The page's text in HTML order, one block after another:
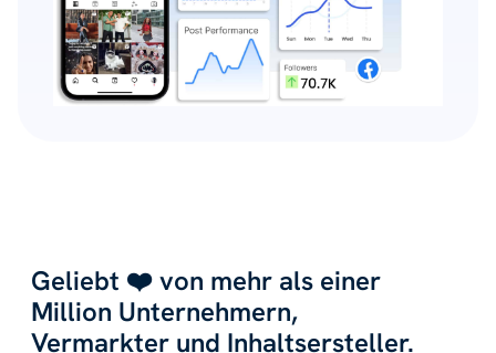
Geliebt ❤️ von mehr als einer
Million Unternehmern,
Vermarkter und Inhaltsersteller.